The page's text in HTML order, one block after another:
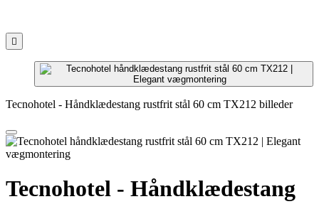

Tecnohotel - Håndklædestang rustfrit stål 60 cm TX212 billeder
Tecnohotel - Håndklædestang